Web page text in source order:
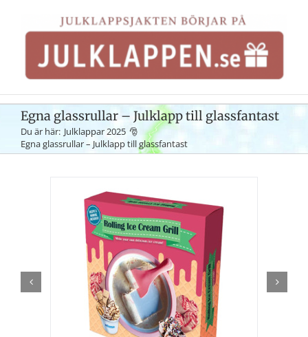
innehållet
Egna glassrullar – Julklapp till glassfantast
Du är här: Julklappar 2025
Egna glassrullar – Julklapp till glassfantast